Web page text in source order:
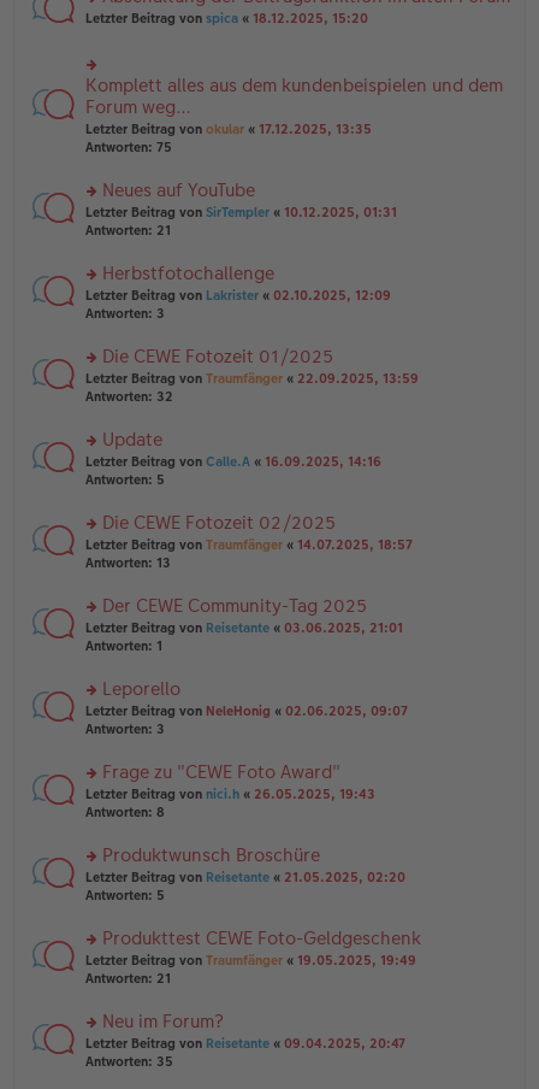
n
ei
tr
a
g
n
g
es
e
n
er
B
ei
a
g
rs
u
n
g
el
es
er
B
ei
a
g
Letzter Beitrag von spica « 18.12.2025, 15:20
rs
te
r
u
n
el
es
e
B
ei
tr
g
Komplett alles aus dem kundenbeispielen und dem
Forum weg…
Letzter Beitrag von okular « 17.12.2025, 13:35
Antworten: 75
rs
te
n
g
el
e
n
er
tr
a
g
Neues auf YouTube
Letzter Beitrag von SirTempler « 10.12.2025, 01:31
Antworten: 21
rs
te
n
g
el
e
n
er
tr
a
g
Herbstfotochallenge
Letzter Beitrag von Lakrister « 02.10.2025, 12:09
Antworten: 3
rs
te
n
g
el
e
n
er
tr
a
g
Die CEWE Fotozeit 01/2025
Letzter Beitrag von Traumfänger « 22.09.2025, 13:59
Antworten: 32
rs
te
n
g
el
e
n
er
tr
a
g
Update
Letzter Beitrag von Calle.A « 16.09.2025, 14:16
Antworten: 5
rs
te
n
g
el
e
n
er
tr
a
g
Die CEWE Fotozeit 02/2025
Letzter Beitrag von Traumfänger « 14.07.2025, 18:57
Antworten: 13
rs
te
n
g
el
e
n
er
tr
a
g
Der CEWE Community-Tag 2025
Letzter Beitrag von Reisetante « 03.06.2025, 21:01
Antworten: 1
rs
te
n
g
el
e
n
er
tr
a
g
Leporello
Letzter Beitrag von NeleHonig « 02.06.2025, 09:07
Antworten: 3
rs
te
n
g
el
e
n
er
tr
a
g
Frage zu "CEWE Foto Award"
Letzter Beitrag von nici.h « 26.05.2025, 19:43
Antworten: 8
rs
te
n
g
el
e
n
er
Produktwunsch Broschüre
Letzter Beitrag von Reisetante « 21.05.2025, 02:20
Antworten: 5
rs
te
n
g
el
Produkttest CEWE Foto-Geldgeschenk
Letzter Beitrag von Traumfänger « 19.05.2025, 19:49
Antworten: 21
rs
te
Neu im Forum?
Letzter Beitrag von Reisetante « 09.04.2025, 20:47
Antworten: 35